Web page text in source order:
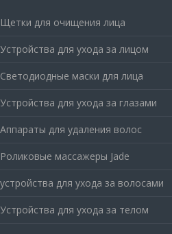
Щетки для очищения лица
Устройства для ухода за лицом
Светодиодные маски для лица
Устройства для ухода за глазами
Аппараты для удаления волос
Роликовые массажеры Jade
устройства для ухода за волосами
Устройства для ухода за телом